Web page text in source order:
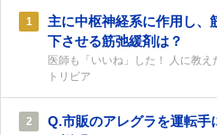
1
主に中枢神経系に作用し、
下させる筋弛緩剤は？
医師も「いいね」した！ 人に教え
トリビア
2
Q.市販のアレグラを運転手